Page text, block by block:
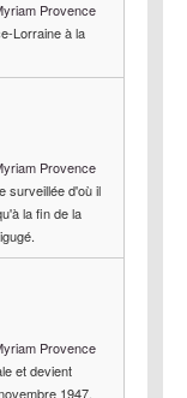
Provence
Lorraine à la
Provence
surveillée d'où il
la fin de la
Provence
et devient
1947,